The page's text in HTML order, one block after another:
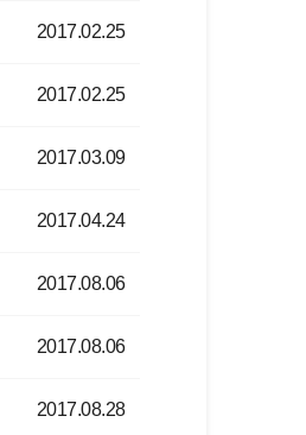
2017.02.25
2017.02.25
2017.03.09
2017.04.24
2017.08.06
2017.08.06
2017.08.28